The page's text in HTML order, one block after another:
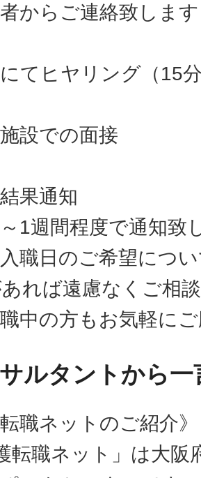
者からご連絡致します
にてヒヤリング（15
施設での面接
果通知
1週間程度で通知致
職日のご希望につ
れば遠慮なくご相
中の方もお気軽に
ルタントから一
職ネットのご紹介》
転職ネット」は大阪